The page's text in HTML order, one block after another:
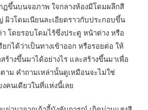
ฏขึ้นบนจอภาพ ใจกลางห้องมีโดมผลึกสี
ผิวโดมเนียนละเอียดราวกับประกอบขึ้น
โดยรอบโดมไร้ซึ่งประตู หน้าต่าง หรือ
ยกได้ว่าเป็นทางเข้าออก หรือรอยต่อ ให้
ร้างขึ้นมาได้อย่างไร และสร้างขึ้นมาเพื่อ
าม คำถามเหล่านั้นดูเหมือนจะไม่ใช่
คนเดียวในที่แห่งนี้เลย